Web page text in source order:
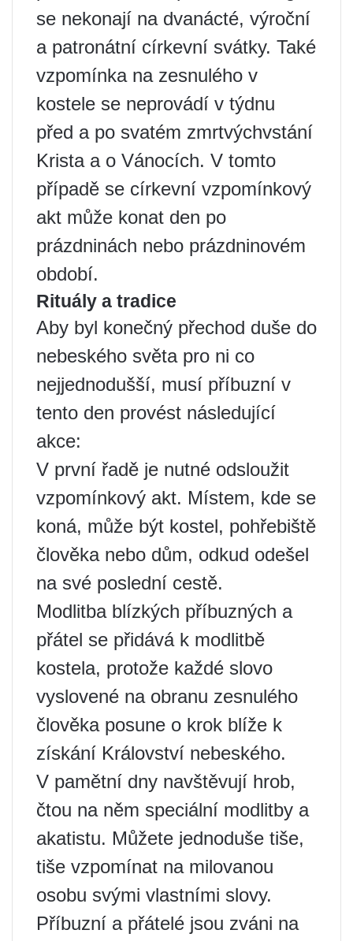
se nekonají na dvanácté, výroční
a patronátní církevní svátky. Také
vzpomínka na zesnulého v
kostele se neprovádí v týdnu
před a po svatém zmrtvýchvstání
Krista a o Vánocích. V tomto
případě se církevní vzpomínkový
akt může konat den po
prázdninách nebo prázdninovém
období.
Rituály a tradice
Aby byl konečný přechod duše do
nebeského světa pro ni co
nejjednodušší, musí příbuzní v
tento den provést následující
akce:
V první řadě je nutné odsloužit
vzpomínkový akt. Místem, kde se
koná, může být kostel, pohřebiště
člověka nebo dům, odkud odešel
na své poslední cestě.
Modlitba blízkých příbuzných a
přátel se přidává k modlitbě
kostela, protože každé slovo
vyslovené na obranu zesnulého
člověka posune o krok blíže k
získání Království nebeského.
V pamětní dny navštěvují hrob,
čtou na něm speciální modlitby a
akatistu. Můžete jednoduše tiše,
tiše vzpomínat na milovanou
osobu svými vlastními slovy.
Příbuzní a přátelé jsou zváni na